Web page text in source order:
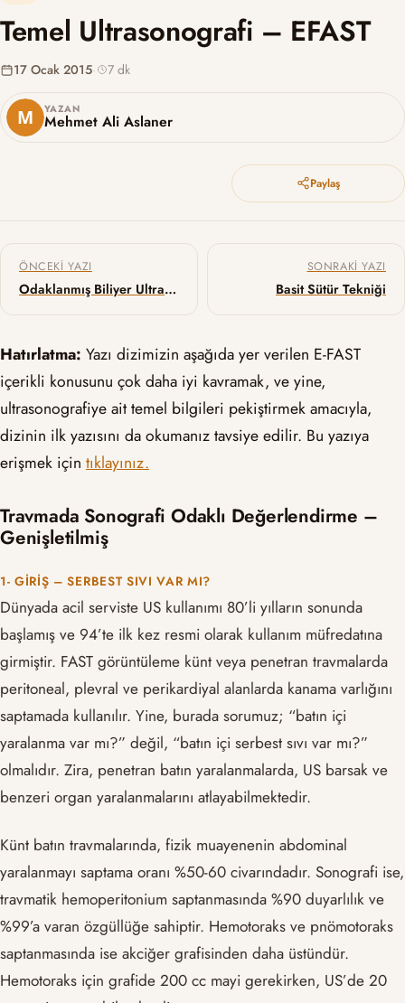
Temel Ultrasonografi – EFAST
YAZAN
Mehmet Ali Aslaner
17 Ocak 2015· 7 dk
Paylaş
Yazı gezinmesi
ÖNCEKI YAZI
Odaklanmış Biliyer Ultrasonografi
SONRAKI YAZI
Basit Sütür Tekniği
Hatırlatma: Yazı dizimizin aşağıda yer verilen E-FAST
içerikli konusunu çok daha iyi kavramak, ve yine,
ultrasonografiye ait temel bilgileri pekiştirmek amacıyla,
dizinin ilk yazısını da okumanız tavsiye edilir. Bu yazıya
erişmek için tıklayınız.
Travmada Sonografi Odaklı Değerlendirme –
Genişletilmiş
1- GIRIŞ – SERBEST SIVI VAR MI?
Dünyada acil serviste US kullanımı 80’li yılların sonunda
başlamış ve 94’te ilk kez resmi olarak kullanım müfredatına
girmiştir. FAST görüntüleme künt veya penetran travmalarda
peritoneal, plevral ve perikardiyal alanlarda kanama varlığını
saptamada kullanılır. Yine, burada sorumuz; “batın içi
yaralanma var mı?” değil, “batın içi serbest sıvı var mı?”
olmalıdır. Zira, penetran batın yaralanmalarda, US barsak ve
benzeri organ yaralanmalarını atlayabilmektedir.
Künt batın travmalarında, fizik muayenenin abdominal
yaralanmayı saptama oranı %50-60 civarındadır. Sonografi ise,
travmatik hemoperitonium saptanmasında %90 duyarlılık ve
%99’a varan özgüllüğe sahiptir. Hemotoraks ve pnömotoraks
saptanmasında ise akciğer grafisinden daha üstündür.
Hemotoraks için grafide 200 cc mayi gerekirken, US’de 20